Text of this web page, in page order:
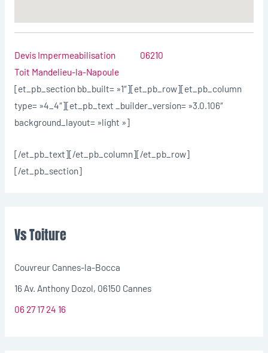
Devis Impermeabilisation
Toit Mandelieu-la-Napoule
06210
[et_pb_section bb_built= »1″][et_pb_row][et_pb_column
type= »4_4″][et_pb_text _builder_version= »3.0.106″
background_layout= »light »]
[/et_pb_text][/et_pb_column][/et_pb_row]
[/et_pb_section]
Vs Toiture
Couvreur Cannes-la-Bocca
16 Av. Anthony Dozol, 06150 Cannes
06 27 17 24 16